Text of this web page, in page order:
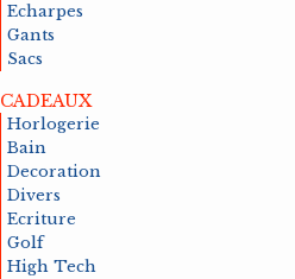
Echarpes
Gants
Sacs
CADEAUX
Horlogerie
Bain
Decoration
Divers
Ecriture
Golf
High Tech